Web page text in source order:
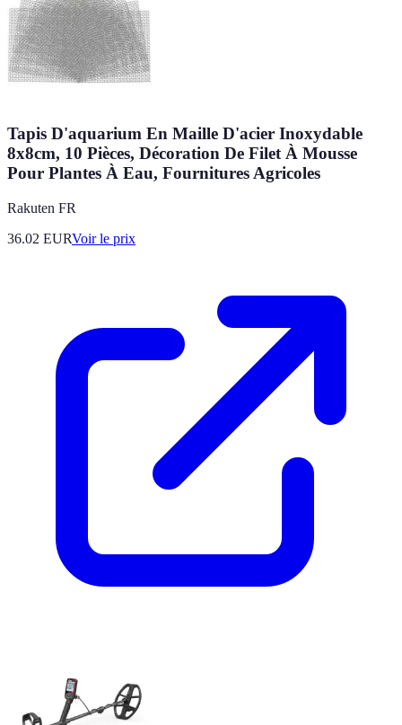
Tapis D'aquarium En Maille D'acier Inoxydable
8x8cm, 10 Pièces, Décoration De Filet À Mousse
Pour Plantes À Eau, Fournitures Agricoles
Rakuten FR
36.02 EURVoir le prix